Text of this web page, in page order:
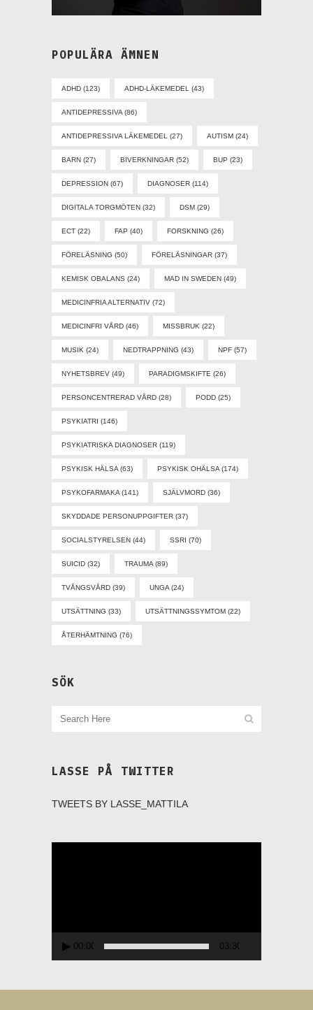
POPULÄRA ÄMNEN
ADHD (123) ADHD-LÄKEMEDEL (43)
ANTIDEPRESSIVA (86)
ANTIDEPRESSIVA LÄKEMEDEL (27) AUTISM (24)
BARN (27) BIVERKNINGAR (52) BUP (23)
DEPRESSION (67) DIAGNOSER (114)
DIGITALA TORGMÖTEN (32) DSM (29)
ECT (22) FAP (40) FORSKNING (26)
FÖRELÄSNING (50) FÖRELÄSNINGAR (37)
KEMISK OBALANS (24) MAD IN SWEDEN (49)
MEDICINFRIA ALTERNATIV (72)
MEDICINFRI VÅRD (46) MISSBRUK (22)
MUSIK (24) NEDTRAPPNING (43) NPF (57)
NYHETSBREV (49) PARADIGMSKIFTE (26)
PERSONCENTRERAD VÅRD (28) PODD (25)
PSYKIATRI (146)
PSYKIATRISKA DIAGNOSER (119)
PSYKISK HÄLSA (63) PSYKISK OHÄLSA (174)
PSYKOFARMAKA (141) SJÄLVMORD (36)
SKYDDADE PERSONUPPGIFTER (37)
SOCIALSTYRELSEN (44) SSRI (70)
SUICID (32) TRAUMA (89)
TVÅNGSVÅRD (39) UNGA (24)
UTSÄTTNING (33) UTSÄTTNINGSSYMTOM (22)
ÅTERHÄMTNING (76)
SÖK
LASSE PÅ TWITTER
TWEETS BY LASSE_MATTILA
00:00 03:30